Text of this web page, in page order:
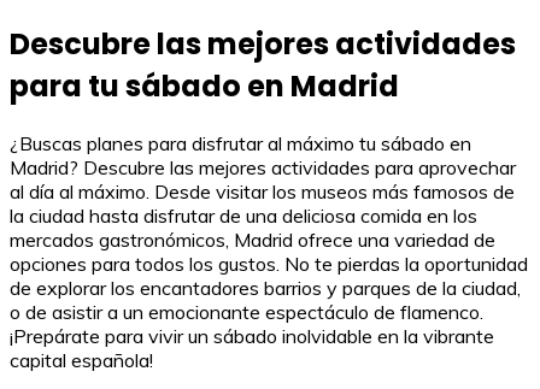
Descubre las mejores actividades
para tu sábado en Madrid
¿Buscas planes para disfrutar al máximo tu sábado en
Madrid? Descubre las mejores actividades para aprovechar
al día al máximo. Desde visitar los museos más famosos de
la ciudad hasta disfrutar de una deliciosa comida en los
mercados gastronómicos, Madrid ofrece una variedad de
opciones para todos los gustos. No te pierdas la oportunidad
de explorar los encantadores barrios y parques de la ciudad,
o de asistir a un emocionante espectáculo de flamenco.
¡Prepárate para vivir un sábado inolvidable en la vibrante
capital española!